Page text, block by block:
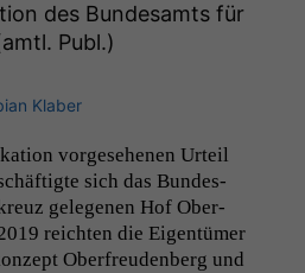
des Bundesamts für
Publ.)
Klaber
vorge­se­henen Urteil
sich das Bun­des­
gele­ge­nen Hof Ober­
reicht­en die Eigen­tümer
Ober­freuden­berg und